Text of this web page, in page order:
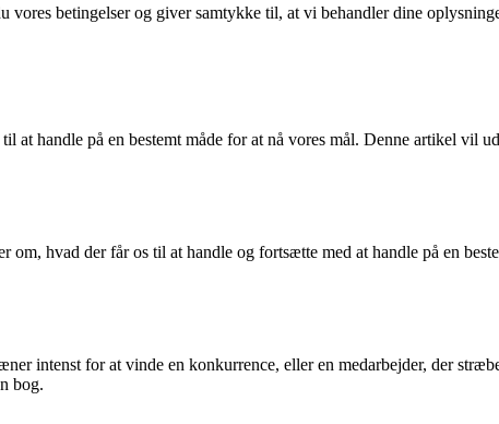
betingelser og giver samtykke til, at vi behandler dine
handle på en bestemt måde for at nå vores mål. Denne artikel vil
hvad der får os til at handle og fortsætte med at handle på en
intenst for at vinde en konkurrence, eller en medarbejder, der
bog.